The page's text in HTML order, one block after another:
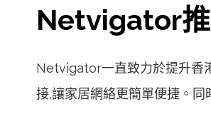
Netvigator
Netvigator一直致力於提升香
接,讓家居網絡更簡單便捷。